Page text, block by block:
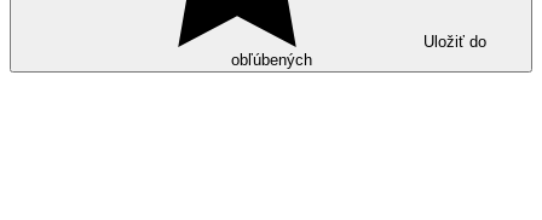
Uložiť do
obľúbených